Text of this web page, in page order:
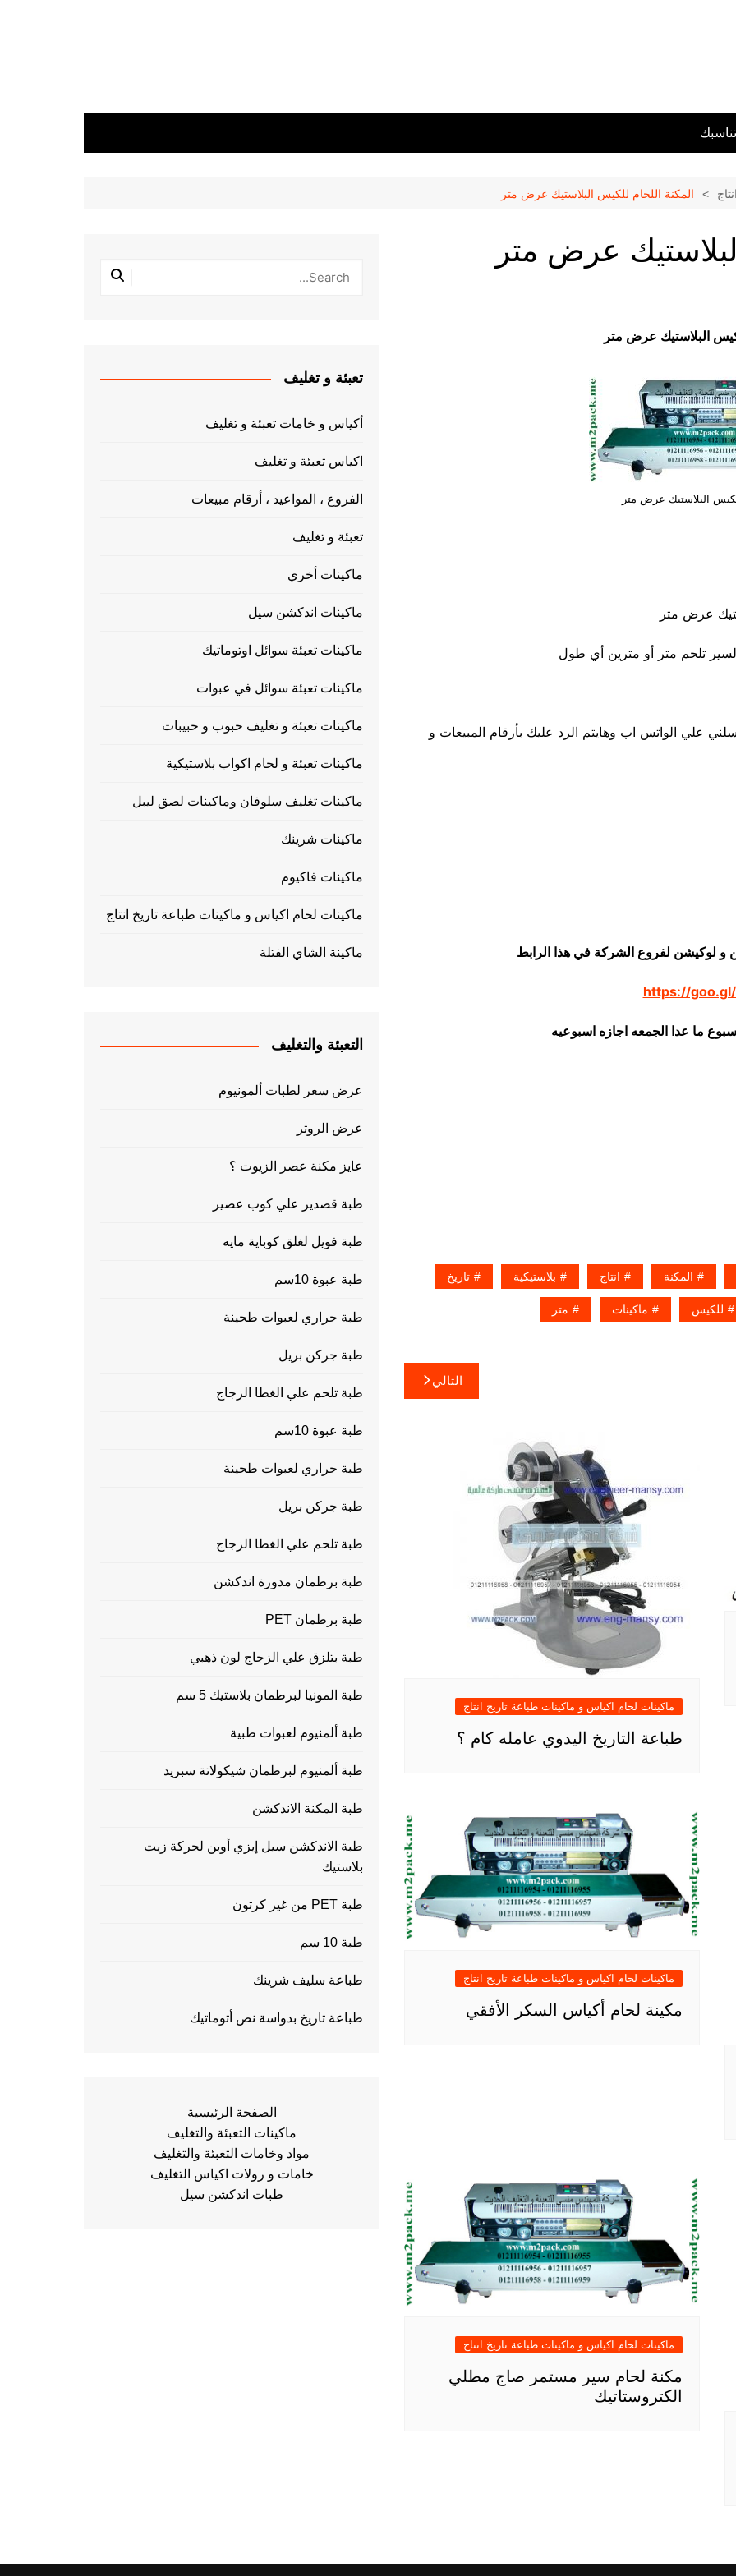
المكنة اللحام للكيس البلاستيك عرض متر
عرض متر
البلاستيك عرض متر
البلاستيك عرض متر
عرض متر
علي الواتس اب وهايتم الرد عليك بأرقام المبيعات و
و لوكيشن لفروع الشركة في هذا الرابط
https://
ما عدا الجمعه اجازه اسبوعيه
المكنة انتاج بلاستيكية تاريخ
للكيس ماكينات متر
التالي
ماكينات لحام اكياس و ماكينات طباعة تاريخ انتاج
طباعة التاريخ اليدوي عامله كام ؟
ماكينات لحام اكياس و ماكينات طباعة تاريخ انتاج
مكينة لحام أكياس السكر الأفقي
ماكينات لحام اكياس و ماكينات طباعة تاريخ انتاج
مكنة لحام سير مستمر صاج مطلي
الكتروستاتيك
تعبئة و تغليف
أكياس و خامات تعبئة و تغليف
اكياس تعبئة و تغليف
الفروع ، المواعيد ، أرقام مبيعات
تعبئة و تغليف
ماكينات أخري
ماكينات اندكشن سيل
ماكينات تعبئة سوائل اوتوماتيك
ماكينات تعبئة سوائل في عبوات
ماكينات تعبئة و تغليف حبوب و حبيبات
ماكينات تعبئة و لحام اكواب بلاستيكية
ماكينات تغليف سلوفان وماكينات لصق ليبل
ماكينات شرينك
ماكينات فاكيوم
ماكينات لحام اكياس و ماكينات طباعة تاريخ انتاج
ماكينة الشاي الفتلة
التعبئة والتغليف
عرض سعر لطبات ألمونيوم
عرض الروتر
عايز مكنة عصر الزيوت ؟
طبة قصدير علي كوب عصير
طبة فويل لغلق كوباية مايه
طبة عبوة 10سم
طبة حراري لعبوات طحينة
طبة جركن بريل
طبة تلحم علي الغطا الزجاج
طبة عبوة 10سم
طبة حراري لعبوات طحينة
طبة جركن بريل
طبة تلحم علي الغطا الزجاج
طبة برطمان مدورة اندكشن
طبة برطمان PET
طبة بتلزق علي الزجاج لون ذهبي
طبة المونيا لبرطمان بلاستيك 5 سم
طبة ألمنيوم لعبوات طبية
طبة ألمنيوم لبرطمان شيكولاتة سبريد
طبة المكنة الاندكشن
طبة الاندكشن سيل إيزي أوبن لجركة زيت
بلاستيك
طبة PET من غير كرتون
طبة 10 سم
طباعة سليف شرينك
طباعة تاريخ بدواسة نص أتوماتيك
الصفحة الرئيسية
ماكينات التعبئة والتغليف
مواد وخامات التعبئة والتغليف
خامات و رولات اكياس التغليف
طبات اندكشن سيل